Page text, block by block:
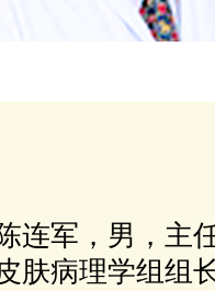
军，男，主任
肤病理学组组